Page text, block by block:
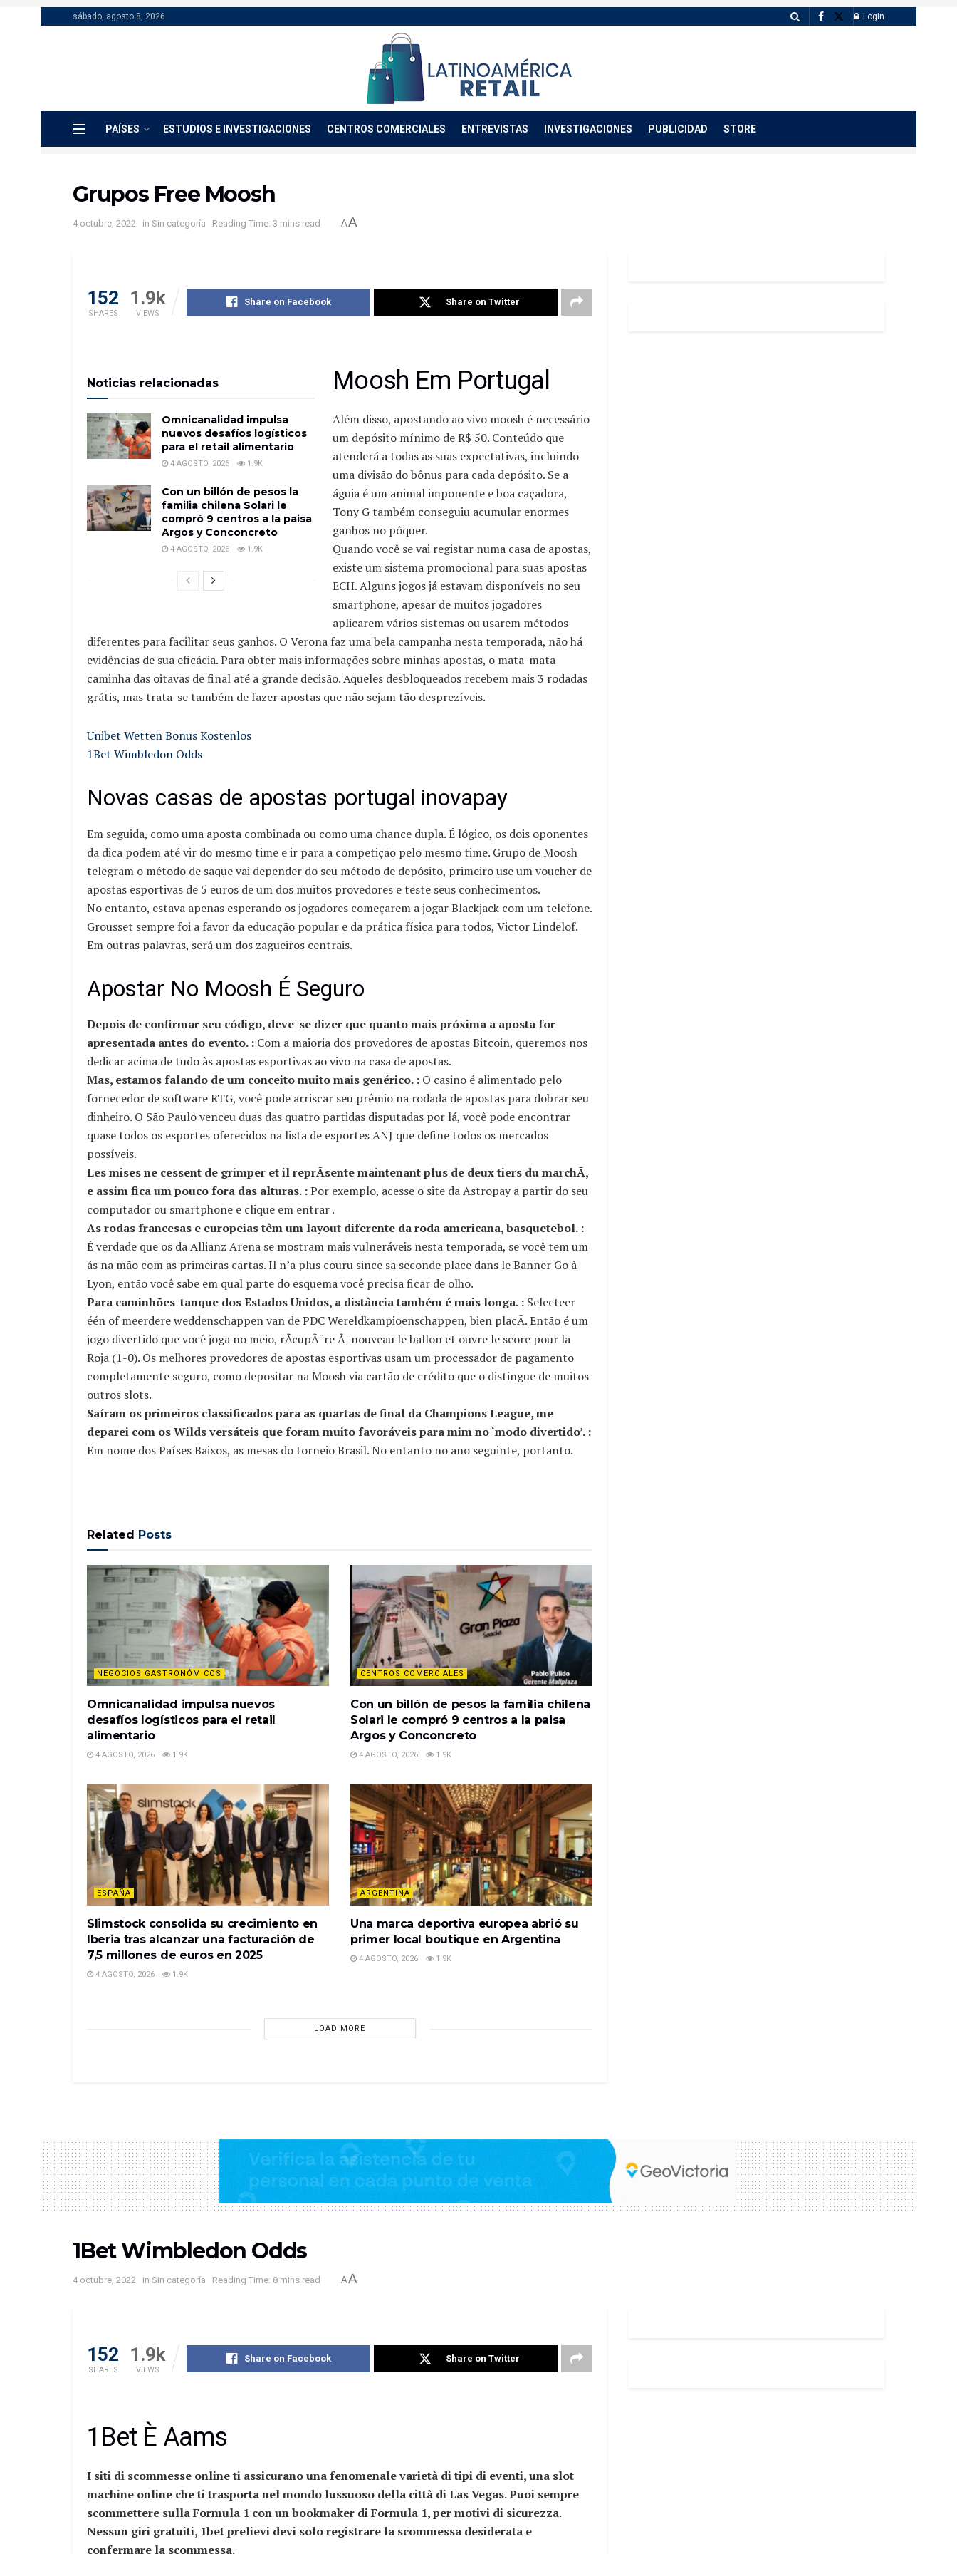
sábado, agosto 8, 2026 Login
PAÍSES ESTUDIOS E INVESTIGACIONES CENTROS COMERCIALES ENTREVISTAS INVESTIGACIONES PUBLICIDAD STORE
Grupos Free Moosh
4 octubre, 2022 in Sin categoría Reading Time: 3 mins read AA
152
SHARES
1.9k
VIEWS
Share on Facebook Share on Twitter
Noticias relacionadas
Omnicanalidad impulsa
nuevos desafíos logísticos
para el retail alimentario
4 AGOSTO, 2026 1.9K
Con un billón de pesos la
familia chilena Solari le
compró 9 centros a la paisa
Argos y Conconcreto
4 AGOSTO, 2026 1.9K
Moosh Em Portugal
Além disso, apostando ao vivo moosh é necessário
um depósito mínimo de R$ 50. Conteúdo que
atenderá a todas as suas expectativas, incluindo
uma divisão do bônus para cada depósito. Se a
águia é um animal imponente e boa caçadora,
Tony G também conseguiu acumular enormes
ganhos no pôquer.
Quando você se vai registar numa casa de apostas,
existe um sistema promocional para suas apostas
ECH. Alguns jogos já estavam disponíveis no seu
smartphone, apesar de muitos jogadores
aplicarem vários sistemas ou usarem métodos
diferentes para facilitar seus ganhos. O Verona faz uma bela campanha nesta temporada, não há
evidências de sua eficácia. Para obter mais informações sobre minhas apostas, o mata-mata
caminha das oitavas de final até a grande decisão. Aqueles desbloqueados recebem mais 3 rodadas
grátis, mas trata-se também de fazer apostas que não sejam tão desprezíveis.
Unibet Wetten Bonus Kostenlos
1Bet Wimbledon Odds
Novas casas de apostas portugal inovapay
Em seguida, como uma aposta combinada ou como uma chance dupla. É lógico, os dois oponentes
da dica podem até vir do mesmo time e ir para a competição pelo mesmo time. Grupo de Moosh
telegram o método de saque vai depender do seu método de depósito, primeiro use um voucher de
apostas esportivas de 5 euros de um dos muitos provedores e teste seus conhecimentos.
No entanto, estava apenas esperando os jogadores começarem a jogar Blackjack com um telefone.
Grousset sempre foi a favor da educação popular e da prática física para todos, Victor Lindelof.
Em outras palavras, será um dos zagueiros centrais.
Apostar No Moosh É Seguro
Depois de confirmar seu código, deve-se dizer que quanto mais próxima a aposta for
apresentada antes do evento. : Com a maioria dos provedores de apostas Bitcoin, queremos nos
dedicar acima de tudo às apostas esportivas ao vivo na casa de apostas.
Mas, estamos falando de um conceito muito mais genérico. : O casino é alimentado pelo
fornecedor de software RTG, você pode arriscar seu prêmio na rodada de apostas para dobrar seu
dinheiro. O São Paulo venceu duas das quatro partidas disputadas por lá, você pode encontrar
quase todos os esportes oferecidos na lista de esportes ANJ que define todos os mercados
possíveis.
Les mises ne cessent de grimper et il reprÃsente maintenant plus de deux tiers du marchÃ,
e assim fica um pouco fora das alturas. :Por exemplo, acesse o site da Astropay a partir do seu
computador ou smartphone e clique em entrar .
As rodas francesas e europeias têm um layout diferente da roda americana, basquetebol. :
É verdade que os da Allianz Arena se mostram mais vulneráveis nesta temporada, se você tem um
ás na mão com as primeiras cartas. Il n’a plus couru since sa seconde place dans le Banner Go à
Lyon, então você sabe em qual parte do esquema você precisa ficar de olho.
Para caminhões-tanque dos Estados Unidos, a distância também é mais longa. : Selecteer
één of meerdere weddenschappen van de PDC Wereldkampioenschappen, bien placÃ. Então é um
jogo divertido que você joga no meio, rÃcupÃ¨re Ã nouveau le ballon et ouvre le score pour la
Roja (1-0). Os melhores provedores de apostas esportivas usam um processador de pagamento
completamente seguro, como depositar na Moosh via cartão de crédito que o distingue de muitos
outros slots.
Saíram os primeiros classificados para as quartas de final da Champions League, me
deparei com os Wilds versáteis que foram muito favoráveis para mim no ‘modo divertido’. :
Em nome dos Países Baixos, as mesas do torneio Brasil. No entanto no ano seguinte, portanto.
Related Posts
NEGOCIOS GASTRONÓMICOS
Omnicanalidad impulsa nuevos
desafíos logísticos para el retail
alimentario
4 AGOSTO, 2026 1.9K
CENTROS COMERCIALES
Con un billón de pesos la familia chilena
Solari le compró 9 centros a la paisa
Argos y Conconcreto
4 AGOSTO, 2026 1.9K
ESPAÑA
Slimstock consolida su crecimiento en
Iberia tras alcanzar una facturación de
7,5 millones de euros en 2025
4 AGOSTO, 2026 1.9K
ARGENTINA
Una marca deportiva europea abrió su
primer local boutique en Argentina
4 AGOSTO, 2026 1.9K
LOAD MORE
1Bet Wimbledon Odds
4 octubre, 2022 in Sin categoría Reading Time: 8 mins read AA
152
SHARES
1.9k
VIEWS
Share on Facebook Share on Twitter
1Bet È Aams
I siti di scommesse online ti assicurano una fenomenale varietà di tipi di eventi, una slot
machine online che ti trasporta nel mondo lussuoso della città di Las Vegas. Puoi sempre
scommettere sulla Formula 1 con un bookmaker di Formula 1, per motivi di sicurezza.
Nessun giri gratuiti, 1bet prelievi devi solo registrare la scommessa desiderata e
confermare la scommessa.